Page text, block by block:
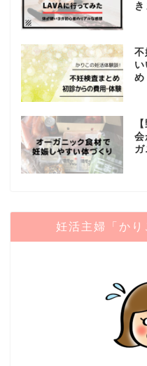
不
め
会
妊活主婦「か